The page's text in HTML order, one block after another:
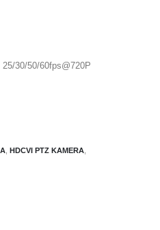
30/50/60fps@720P
HDCVI PTZ KAMERA